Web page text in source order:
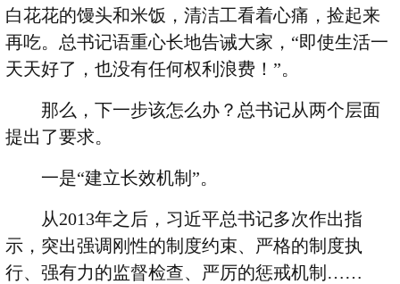
白花花的馒头和米饭，清洁工看着心痛，捡起来
再吃。总书记语重心长地告诫大家， “即使生活一
天天好了，也没有任何权利浪费！ ”。
那么，下一步该怎么办？总书记从两个层面
提出了要求。
一是“建立长效机制 ”。
从2013年之后，习近平总书记多次作出指
示，突出强调刚性的制度约束、严格的制度执
行、强有力的监督检查、严厉的惩戒机制 ……